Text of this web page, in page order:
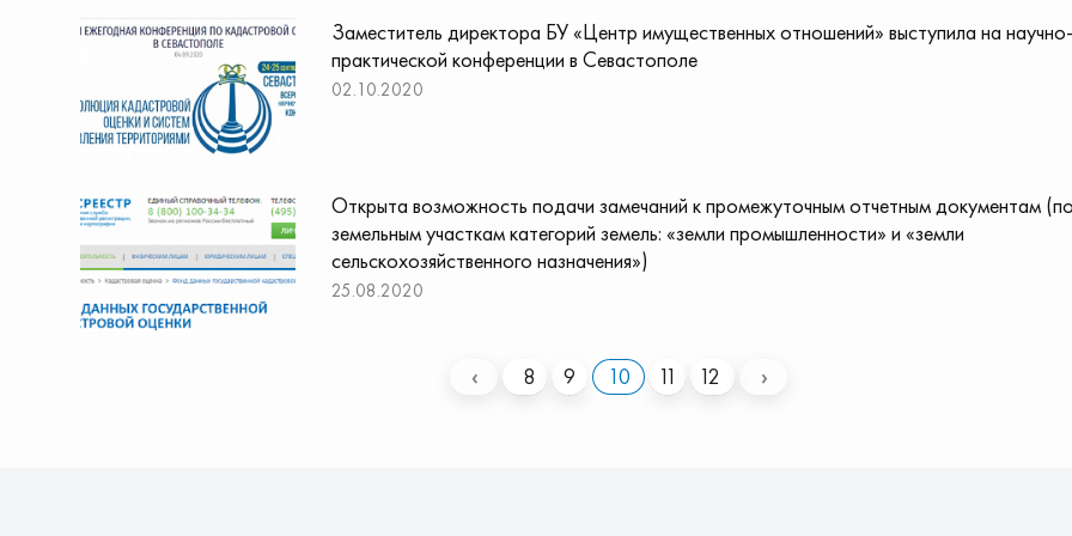
Заместитель директора БУ «Центр имущественных отношений» выступила на научно-
практической конференции в Севастополе
02.10.2020
Открыта возможность подачи замечаний к промежуточным отчетным документам
земельным участкам категорий земель: «земли промышленности» и «земли
сельскохозяйственного назначения»)
25.08.2020
‹ 8 9 10 11 12 ›